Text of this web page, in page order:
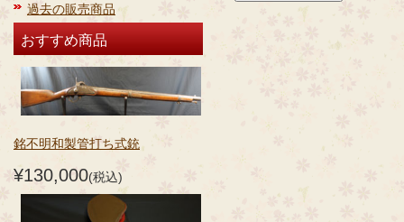
過去の販売商品
おすすめ商品
銘不明和製管打ち式銃
¥130,000(税込)